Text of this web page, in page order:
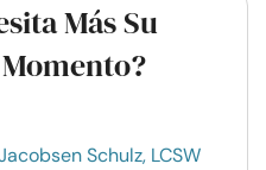
Más Su
Schulz, LCSW